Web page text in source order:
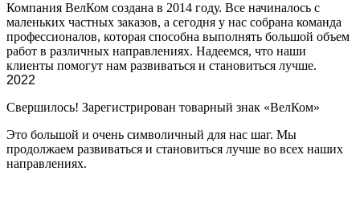
Компания ВелКом создана в 2014 году. Все начиналось с
маленьких частных заказов, а сегодня у нас собрана команда
профессионалов, которая способна выполнять большой объем
работ в различных направлениях. Надеемся, что наши
клиенты помогут нам развиваться и становиться лучше.
2022
Свершилось! Зарегистрирован товарный знак «ВелКом»
Это большой и очень символичный для нас шаг. Мы
продолжаем развиваться и становиться лучше во всех наших
направлениях.